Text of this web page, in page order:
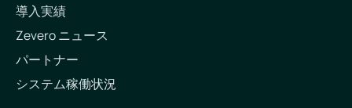
導入実績
Zevero ニュース
パートナー
システム稼働状況